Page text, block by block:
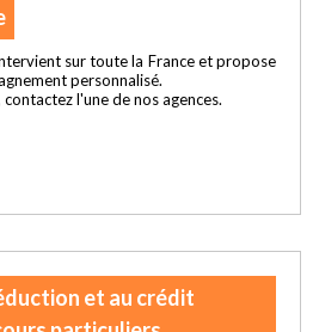
sur toute la France et propose
personnalisé.
l'une de nos agences.
et au crédit